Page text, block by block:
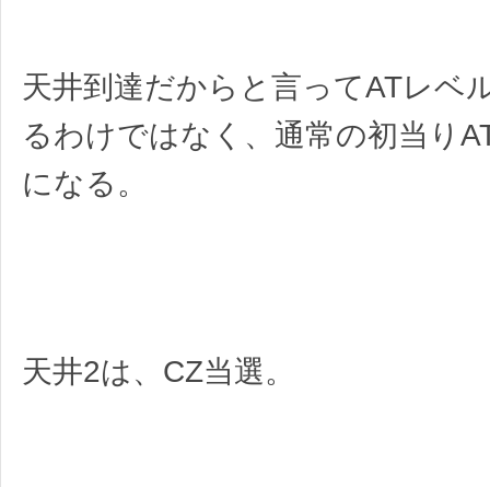
天井到達だからと言ってATレベ
るわけではなく、通常の初当り
になる。
天井2は、CZ当選。